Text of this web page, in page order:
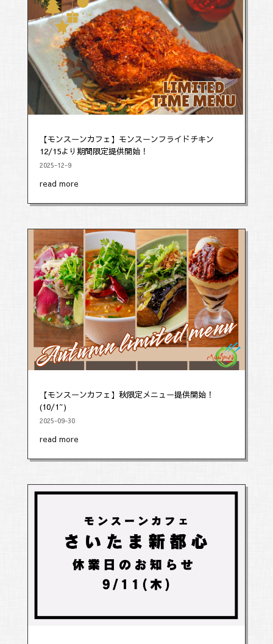
【モンスーンカフェ】モンスーンフライドチキン
12/15より期間限定提供開始！
2025-12-9
read more
【モンスーンカフェ】秋限定メニュー提供開始！
(10/1~)
2025-09-30
read more